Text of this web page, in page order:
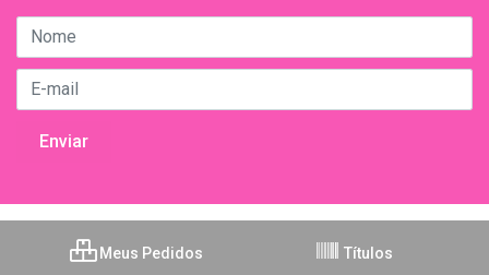
Meus Pedidos Títulos